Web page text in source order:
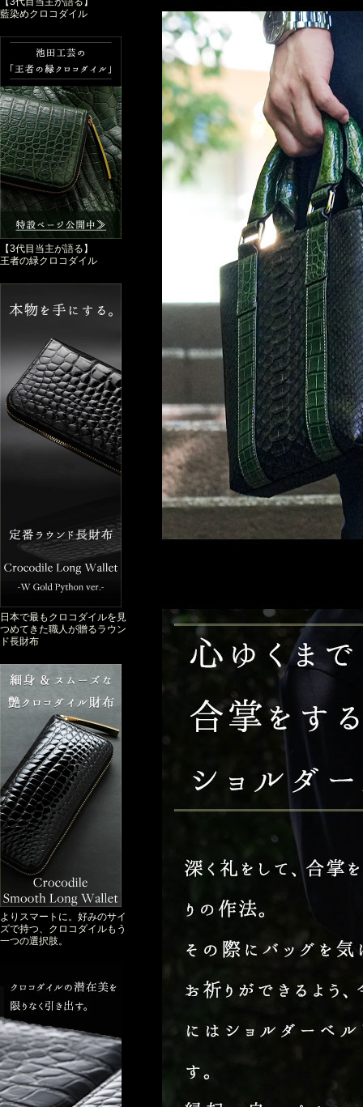
藍染めクロコダイル
【3代目当主が語る】
王者の緑クロコダイル
日本で最もクロコダイルを見
つめてきた職人が贈るラウン
ド長財布
よりスマートに。好みのサイ
ズで持つ、クロコダイルもう
一つの選択肢。